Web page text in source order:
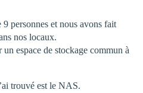
personnes et nous avons fait
nos locaux.
espace de stockage commun à
trouvé est le NAS.